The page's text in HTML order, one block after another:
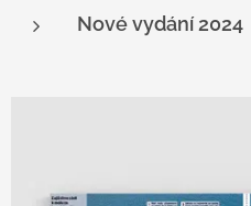
Nové vydání 2024